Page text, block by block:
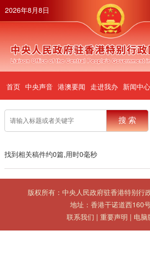
2026年8月8日
首页 中央声音 港澳要闻 走进我办 新闻中心
筛选
搜索位置： 不限 标题 全文
排序方式： 智能排序 时间排序
不限 一周内 一月内
找到相关稿件约0篇,用时0毫秒
版权所有：中央人民政府驻香港特别行
地址：香港干诺道西160
联系我们 | 重要声明 | 电脑